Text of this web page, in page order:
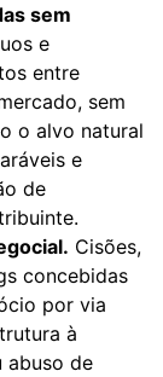
sem
e
entre
sem
o alvo natural
e
de
Cisões,
concebidas
por via
à
abuso de